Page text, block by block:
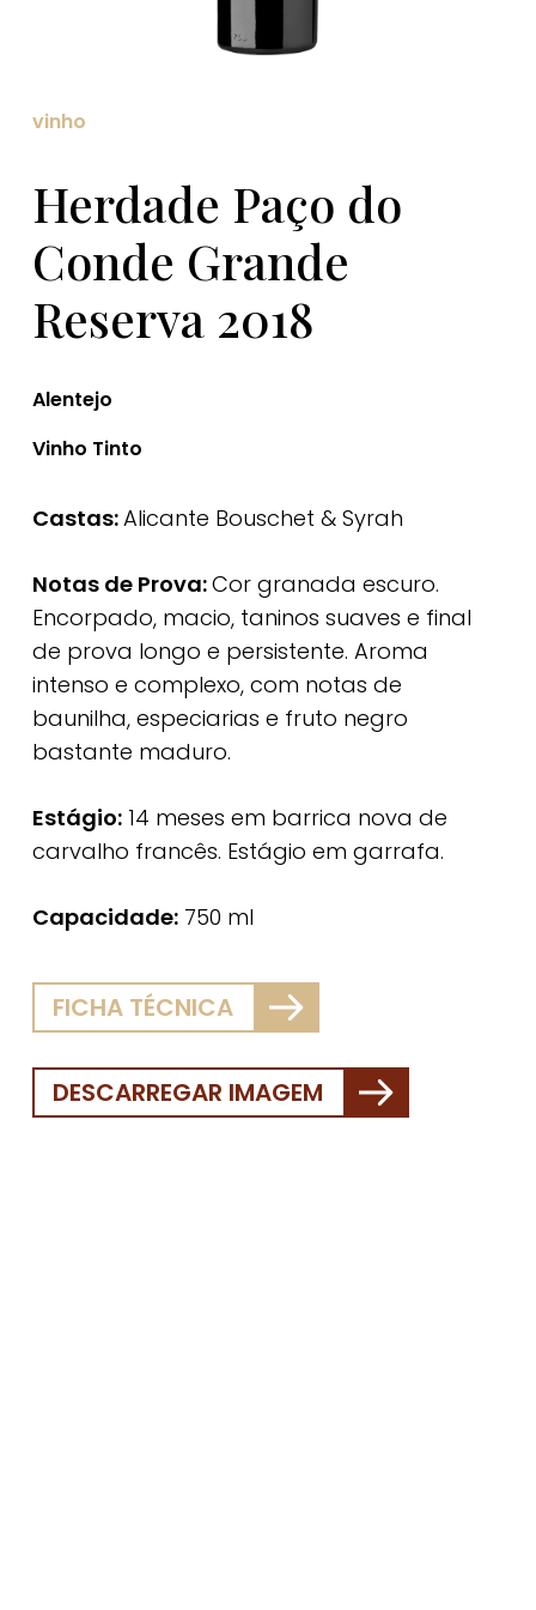
vinho
Herdade Paço do
Conde Grande
Reserva 2018
Alentejo
Vinho Tinto
Castas:Alicante Bouschet & Syrah
Notas de Prova:Cor granada escuro.
Encorpado, macio, taninos suaves e final
de prova longo e persistente. Aroma
intenso e complexo, com notas de
baunilha, especiarias e fruto negro
bastante maduro.
Estágio:14 meses em barrica nova de
carvalho francês. Estágio em garrafa.
Capacidade:750 ml
FICHA TÉCNICA
DESCARREGAR IMAGEM